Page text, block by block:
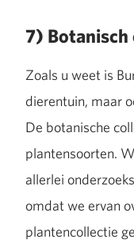
7) Botanisch
Zoals u weet is
dierentuin, maar
De botanische
plantensoorten.
allerlei
omdat we ervan
plantencollectie